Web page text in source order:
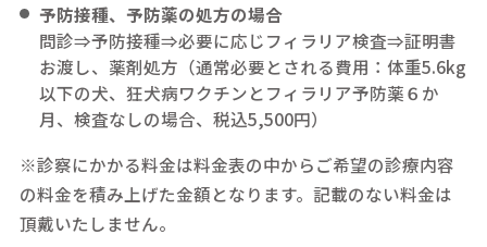
予防接種、予防薬の処方の場合
問診⇒予防接種⇒必要に応じフィラリア検査⇒証明書
お渡し、薬剤処方（通常必要とされる費用：体重5.6kg
以下の犬、狂犬病ワクチンとフィラリア予防薬６か
月、検査なしの場合、税込5,500円）
※診察にかかる料金は料金表の中からご希望の診療内容
の料金を積み上げた金額となります。記載のない料金は
頂戴いたしません。